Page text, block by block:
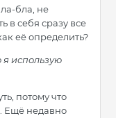
бла, не
в себя сразу все
её определить?
я использую
потому что
Ещё недавно